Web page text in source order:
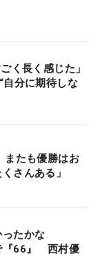
く長く感じた」
分に期待しな
またも優勝はお
さんある」
ったかな
『66』 西村優